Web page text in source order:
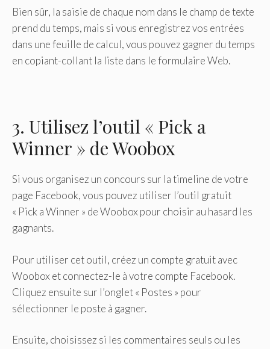
Bien sûr, la saisie de chaque nom dans le champ de texte
prend du temps, mais si vous enregistrez vos entrées
dans une feuille de calcul, vous pouvez gagner du temps
en copiant-collant la liste dans le formulaire Web.
3. Utilisez l’outil « Pick a
Winner » de Woobox
Si vous organisez un concours sur la timeline de votre
page Facebook, vous pouvez utiliser l’outil gratuit
« Pick a Winner » de Woobox pour choisir au hasard les
gagnants.
Pour utiliser cet outil, créez un compte gratuit avec
Woobox et connectez-le à votre compte Facebook.
Cliquez ensuite sur l’onglet « Postes » pour
sélectionner le poste à gagner.
Ensuite, choisissez si les commentaires seuls ou les